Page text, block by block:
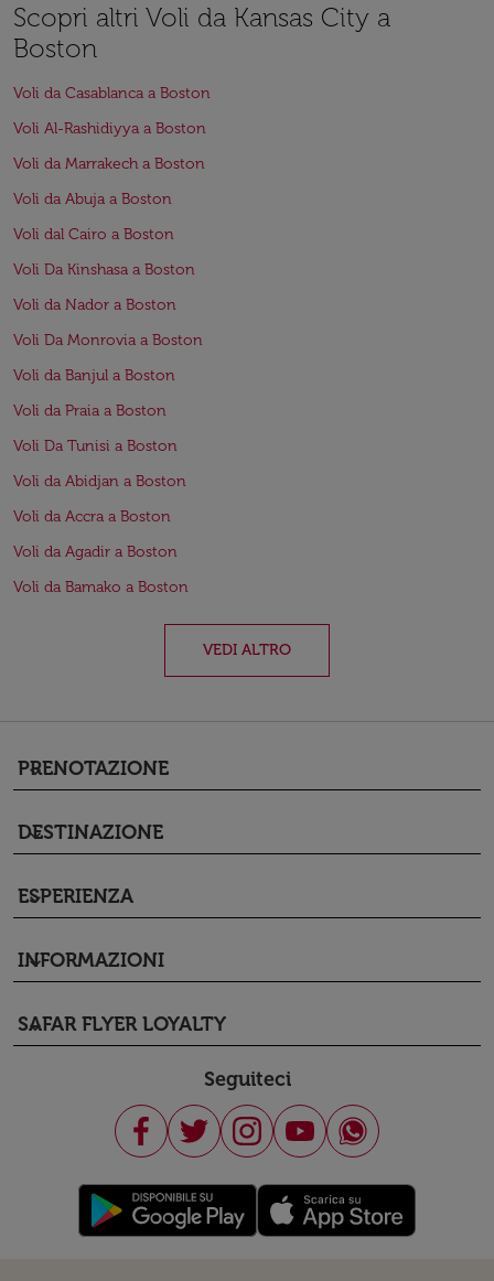
Scopri altri Voli da Kansas City a
Boston
Voli da Casablanca a Boston
Voli Al-Rashidiyya a Boston
Voli da Marrakech a Boston
Voli da Abuja a Boston
Voli dal Cairo a Boston
Voli Da Kinshasa a Boston
Voli da Nador a Boston
Voli Da Monrovia a Boston
Voli da Banjul a Boston
Voli da Praia a Boston
Voli Da Tunisi a Boston
Voli da Abidjan a Boston
Voli da Accra a Boston
Voli da Agadir a Boston
Voli da Bamako a Boston
VEDI ALTRO
PRENOTAZIONE
keyboard_arrow_down
DESTINAZIONE
keyboard_arrow_down
ESPERIENZA
keyboard_arrow_down
INFORMAZIONI
keyboard_arrow_down
SAFAR FLYER LOYALTY
keyboard_arrow_down
Seguiteci